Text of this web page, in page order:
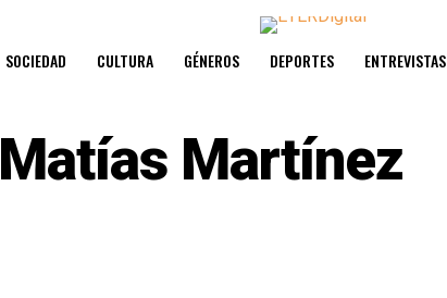
SOCIEDAD CULTURA GÉNEROS DEPORTES ENTREVISTAS
Matías Martínez